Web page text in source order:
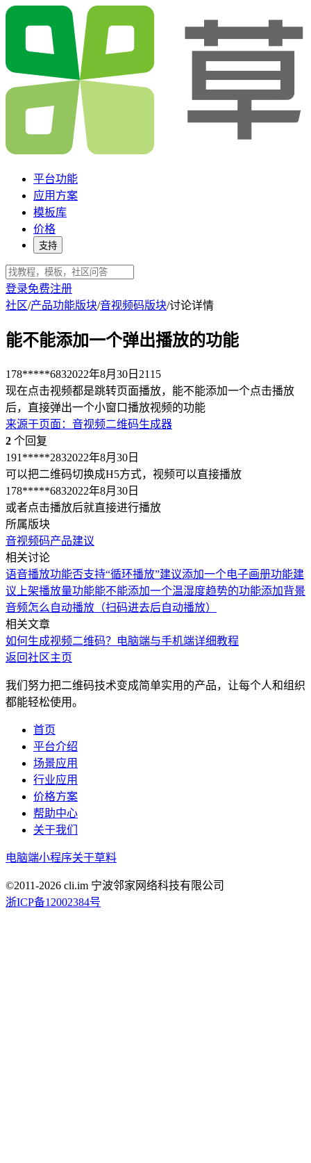
平台功能
应用方案
模板库
价格
支持
登录免费注册
社区/产品功能版块/音视频码版块/讨论详情
能不能添加一个弹出播放的功能
178*****6832022年8月30日 2115
现在点击视频都是跳转页面播放，能不能添加一个点击播放
后，直接弹出一个小窗口播放视频的功能
来源于页面 ： 音视频二维码生成器
2 个回复
191*****2832022年8月30日
可以把二维码切换成H5方式，视频可以直接播放
178*****6832022年8月30日
或者点击播放后就直接进行播放
所属版块
音视频码产品建议
相关讨论
语音播放功能否支持“循环播放”建议添加一个电子画册功能建
议上架播放量功能能不能添加一个温湿度趋势的功能添加背景
音频怎么自动播放（扫码进去后自动播放）
相关文章
如何生成视频二维码？电脑端与手机端详细教程
返回社区主页
我们努力把二维码技术变成简单实用的产品，让每个人和组织
都能轻松使用。
首页
平台介绍
场景应用
行业应用
价格方案
帮助中心
关于我们
电脑端小程序关于草料
©2011-2026 cli.im 宁波邻家网络科技有限公司
浙ICP备12002384号